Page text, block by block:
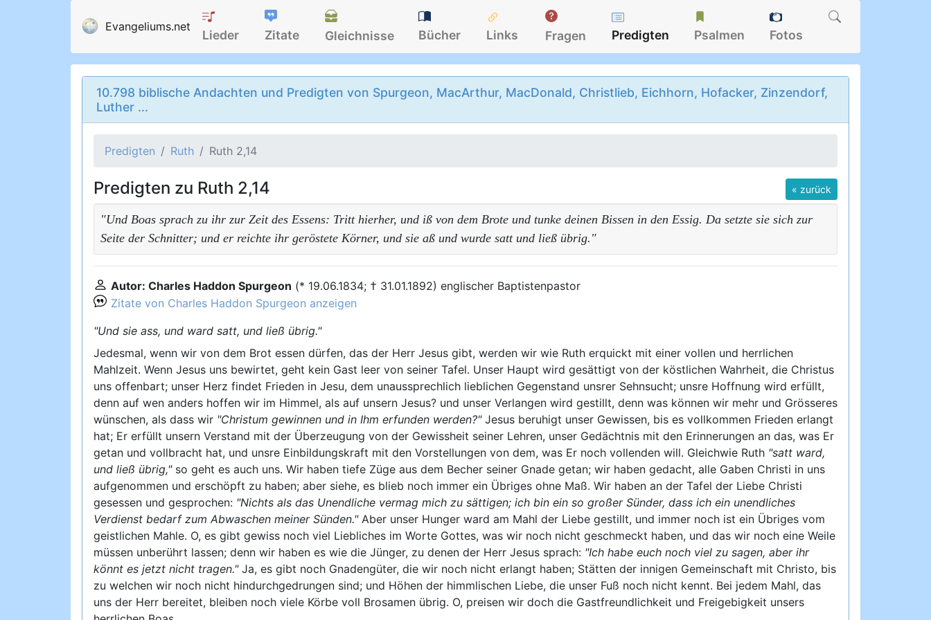
Evangeliums.net
Lieder Zitate Gleichnisse Bücher Links Fragen Predigten Psalmen Fotos
10.798 biblische Andachten und Predigten von Spurgeon, MacArthur, MacDonald, Christlieb, Eichhorn, Hofacker, Zinzendorf,
Luther ...
Predigten Ruth Ruth 2,14
« zurück
Predigten zu Ruth 2,14
"Und Boas sprach zu ihr zur Zeit des Essens: Tritt hierher, und iß von dem Brote und tunke deinen Bissen in den Essig. Da setzte sie sich zur
Seite der Schnitter; und er reichte ihr geröstete Körner, und sie aß und wurde satt und ließ übrig."
Autor: Charles Haddon Spurgeon (* 19.06.1834; † 31.01.1892) englischer Baptistenpastor
Zitate von Charles Haddon Spurgeon anzeigen
"Und sie ass, und ward satt, und ließ übrig."
Jedesmal, wenn wir von dem Brot essen dürfen, das der Herr Jesus gibt, werden wir wie Ruth erquickt mit einer vollen und herrlichen
Mahlzeit. Wenn Jesus uns bewirtet, geht kein Gast leer von seiner Tafel. Unser Haupt wird gesättigt von der köstlichen Wahrheit, die Christus
uns offenbart; unser Herz findet Frieden in Jesu, dem unaussprechlich lieblichen Gegenstand unsrer Sehnsucht; unsre Hoffnung wird erfüllt,
denn auf wen anders hoffen wir im Himmel, als auf unsern Jesus? und unser Verlangen wird gestillt, denn was können wir mehr und Grösseres
wünschen, als dass wir "Christum gewinnen und in Ihm erfunden werden?"Jesus beruhigt unser Gewissen, bis es vollkommen Frieden erlangt
hat; Er erfüllt unsern Verstand mit der Überzeugung von der Gewissheit seiner Lehren, unser Gedächtnis mit den Erinnerungen an das, was Er
getan und vollbracht hat, und unsre Einbildungskraft mit den Vorstellungen von dem, was Er noch vollenden will. Gleichwie Ruth "satt ward,
und ließ übrig,"so geht es auch uns. Wir haben tiefe Züge aus dem Becher seiner Gnade getan; wir haben gedacht, alle Gaben Christi in uns
aufgenommen und erschöpft zu haben; aber siehe, es blieb noch immer ein Übriges ohne Maß. Wir haben an der Tafel der Liebe Christi
gesessen und gesprochen: "Nichts als das Unendliche vermag mich zu sättigen; ich bin ein so großer Sünder, dass ich ein unendliches
Verdienst bedarf zum Abwaschen meiner Sünden."Aber unser Hunger ward am Mahl der Liebe gestillt, und immer noch ist ein Übriges vom
geistlichen Mahle. O, es gibt gewiss noch viel Liebliches im Worte Gottes, was wir noch nicht geschmeckt haben, und das wir noch eine Weile
müssen unberührt lassen; denn wir haben es wie die Jünger, zu denen der Herr Jesus sprach: "Ich habe euch noch viel zu sagen, aber ihr
könnt es jetzt nicht tragen."Ja, es gibt noch Gnadengüter, die wir noch nicht erlangt haben; Stätten der innigen Gemeinschaft mit Christo, bis
zu welchen wir noch nicht hindurchgedrungen sind; und Höhen der himmlischen Liebe, die unser Fuß noch nicht kennt. Bei jedem Mahl, das
uns der Herr bereitet, bleiben noch viele Körbe voll Brosamen übrig. O, preisen wir doch die Gastfreundlichkeit und Freigebigkeit unsers